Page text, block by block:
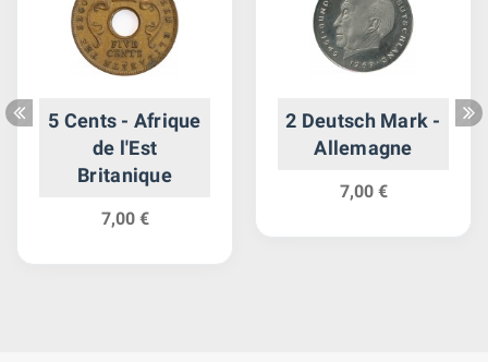
5 Cents - Afrique
de l'Est
Britanique
7,00 €
2 Deutsch Mark -
Allemagne
7,00 €